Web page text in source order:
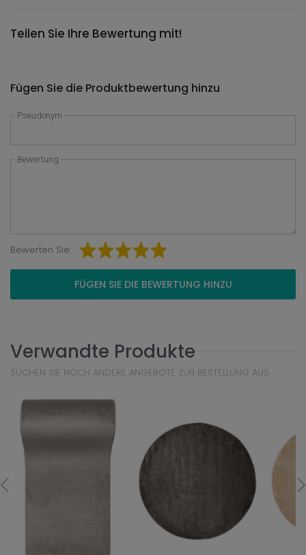
Teilen Sie Ihre Bewertung mit!
Fügen Sie die Produktbewertung hinzu
Pseudonym
Bewertung
Bewerten Sie:
FÜGEN SIE DIE BEWERTUNG HINZU
Verwandte Produkte
SUCHEN SIE NOCH ANDERE ANGEBOTE ZUR BESTELLUNG AUS